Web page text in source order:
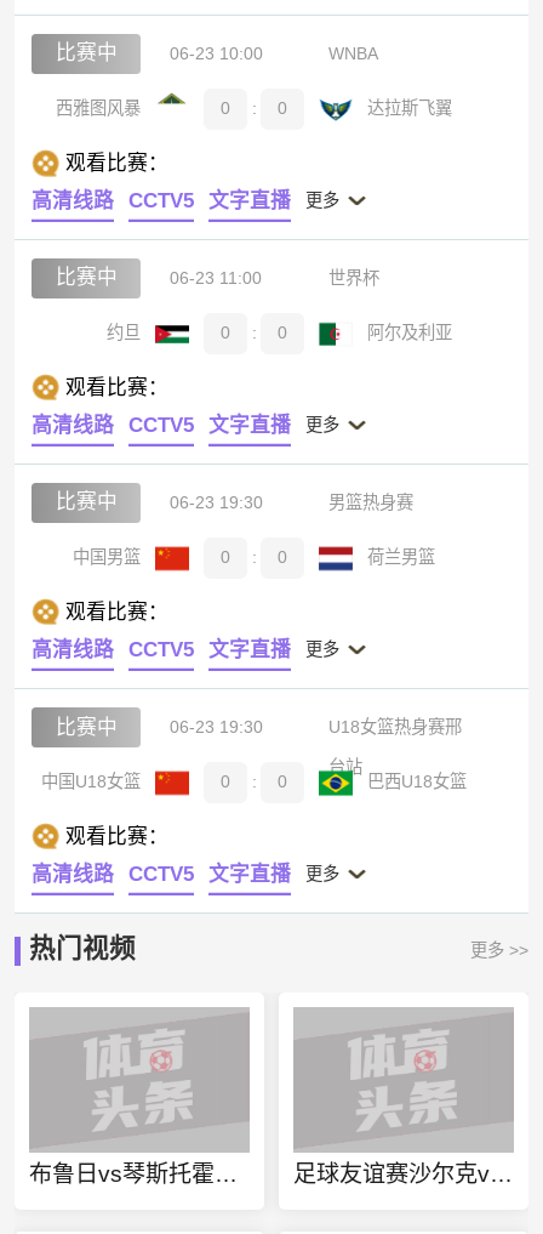
比赛中 06-23 10:00 WNBA
西雅图风暴 0 : 0 达拉斯飞翼
观看比赛：
高清线路
CCTV5 文字直播 更多
比赛中 06-23 11:00 世界杯
约旦 0 : 0 阿尔及利亚
观看比赛：
高清线路
CCTV5 文字直播 更多
比赛中 06-23 19:30 男篮热身赛
中国男篮 0 : 0 荷兰男篮
观看比赛：
高清线路
CCTV5 文字直播 更多
比赛中 06-23 19:30 U18女篮热身赛邢
台站
中国U18女篮 0 : 0 巴西U18女篮
观看比赛：
高清线路
CCTV5 文字直播 更多
热门视频 更多 >>
布鲁日vs琴斯托霍瓦直播 足球友谊赛沙尔克vs塞维利亚直播